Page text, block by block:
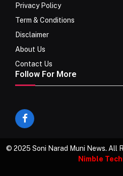
Privacy Policy
Term & Conditions
Disclaimer
About Us
Contact Us
Follow For More
Facebook
© 2025 Soni Narad Muni News. All
Nimble